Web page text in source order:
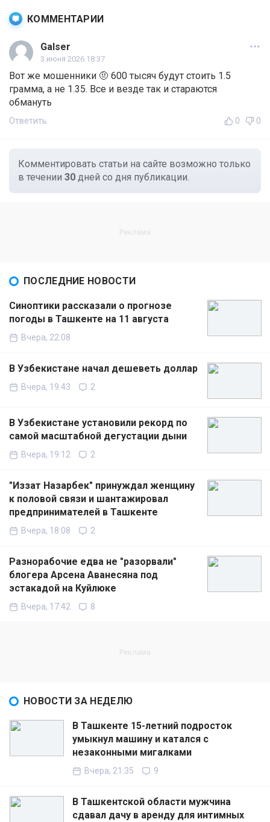
КОММЕНТАРИИ
Galser
3 июня 2026 18:37
Вот же мошенники 🤨 600 тысяч будут стоить 1.5
грамма, а не 1.35. Все и везде так и стараются
обмануть
Ответить 0 0
Комментировать статьи на сайте возможно только
в течении 30 дней со дня публикации.
ПОСЛЕДНИЕ НОВОСТИ
Синоптики рассказали о прогнозе
погоды в Ташкенте на 11 августа
Вчера, 22:08
В Узбекистане начал дешеветь доллар
Вчера, 19:43 2
В Узбекистане установили рекорд по
самой масштабной дегустации дыни
Вчера, 19:12 2
"Иззат Назарбек" принуждал женщину
к половой связи и шантажировал
предпринимателей в Ташкенте
Вчера, 18:08 2
Разнорабочие едва не "разорвали"
блогера Арсена Аванесяна под
эстакадой на Куйлюке
Вчера, 17:42 8
НОВОСТИ ЗА НЕДЕЛЮ
В Ташкенте 15-летний подросток
умыкнул машину и катался с
незаконными мигалками
Вчера, 21:35 9
В Ташкентской области мужчина
сдавал дачу в аренду для интимных